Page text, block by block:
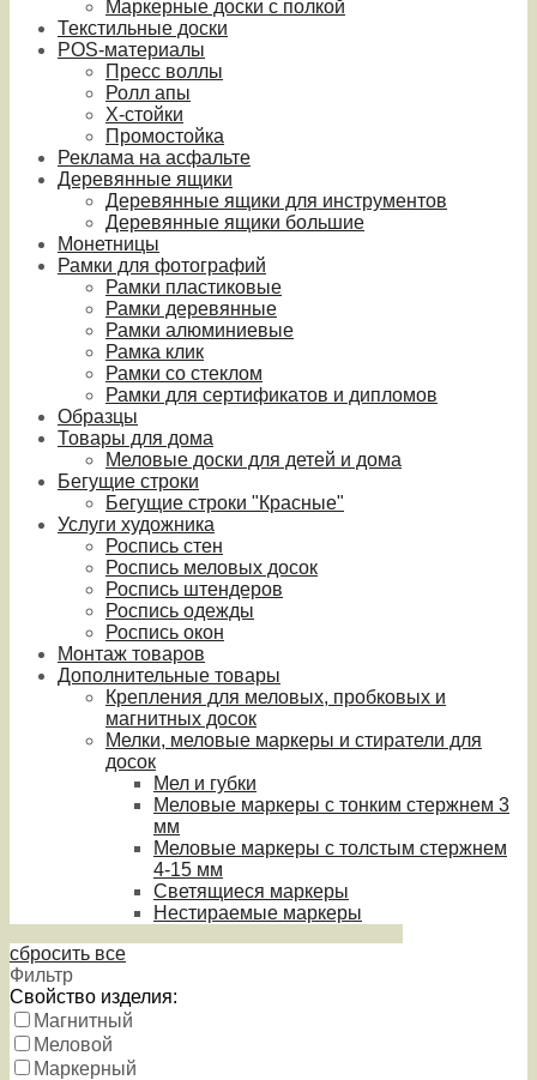
Маркерные доски с полкой
Текстильные доски
POS-материалы
Пресс воллы
Ролл апы
Х-стойки
Промостойка
Реклама на асфальте
Деревянные ящики
Деревянные ящики для инструментов
Деревянные ящики большие
Монетницы
Рамки для фотографий
Рамки пластиковые
Рамки деревянные
Рамки алюминиевые
Рамка клик
Рамки со стеклом
Рамки для сертификатов и дипломов
Образцы
Товары для дома
Меловые доски для детей и дома
Бегущие строки
Бегущие строки "Красные"
Услуги художника
Роспись стен
Роспись меловых досок
Роспись штендеров
Роспись одежды
Роспись окон
Монтаж товаров
Дополнительные товары
Крепления для меловых, пробковых и
магнитных досок
Мелки, меловые маркеры и стиратели для
досок
Мел и губки
Меловые маркеры с тонким стержнем 3
мм
Меловые маркеры с толстым стержнем
4-15 мм
Светящиеся маркеры
Нестираемые маркеры
сбросить все
Фильтр
Свойство изделия:
Магнитный
Меловой
Маркерный